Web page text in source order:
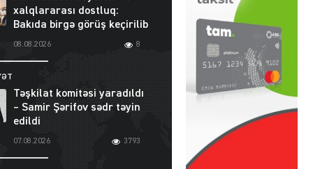
xalqlararası dostluq:
Bakıda birgə görüş keçirilib
08.08.2026 8
Təşkilat komitəsi yaradıldı
– Samir Şərifov sədr təyin
edildi
07.08.2026 3793